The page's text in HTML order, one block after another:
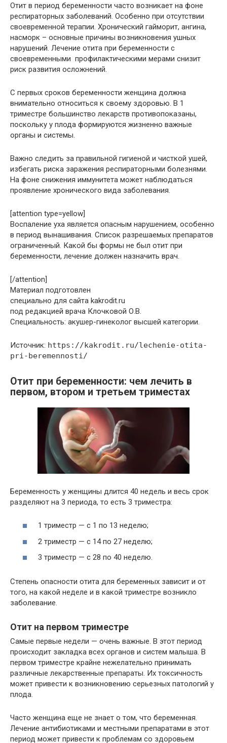
Отит в период беременности часто возникает на фоне
респираторных заболеваний. Особенно при отсутствии
своевременной терапии. Хронический гайморит, ангина,
насморк – основные причины возникновения ушных
нарушений. Лечение отита при беременности с
своевременными профилактическими мерами снизит
риск развития осложнений.
С первых сроков беременности женщина должна
внимательно относиться к своему здоровью. В 1
триместре большинство лекарств противопоказаны,
поскольку у плода формируются жизненно важные
органы и системы.
Важно следить за правильной гигиеной и чисткой ушей,
избегать риска заражения респираторными болезнями.
На фоне снижения иммунитета может наблюдаться
проявление хронического вида заболевания.
[attention type=yellow]
Воспаление уха является опасным нарушением, особенно
в период вынашивания. Список разрешаемых препаратов
ограниченный. Какой бы формы не был отит при
беременности, лечение должен назначить врач.
[/attention]
Материал подготовлен
специально для сайта kakrodit.ru
под редакцией врача Клочковой О.В.
Специальность: акушер-гинеколог высшей категории.
Источник: https://kakrodit.ru/lechenie-otita-
pri-beremennosti/
Отит при беременности: чем лечить в
первом, втором и третьем триместах
Беременность у женщины длится 40 недель и весь срок
разделяют на 3 периода, то есть 3 триместра:
1 триместр — с 1 по 13 неделю;
2 триместр — с 14 по 27 неделю;
3 триместр — с 28 по 40 неделю.
Степень опасности отита для беременных зависит и от
того, на какой неделе и в какой триместре возникло
заболевание.
Отит на первом триместре
Самые первые недели — очень важные. В этот период
происходит закладка всех органов и систем малыша. В
первом триместре крайне нежелательно принимать
различные лекарственные препараты. Их токсичность
может привести к возникновению серьезных патологий у
плода.
Часто женщина еще не знает о том, что беременная.
Лечение антибиотиками и местными препаратами в этот
период может привести к проблемам со здоровьем